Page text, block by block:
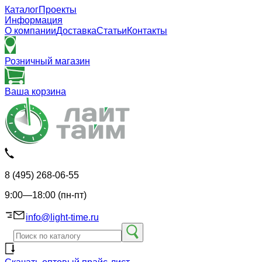
КаталогПроекты
Информация
О компанииДоставкаСтатьиКонтакты
Розничный магазин
Ваша корзина
8 (495) 268-06-55
9:00—18:00 (пн-пт)
info@light-time.ru